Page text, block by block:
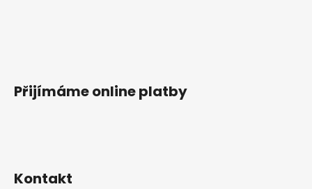
Přijímáme online platby
Kontakt